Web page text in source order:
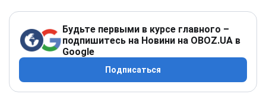
Будьте первыми в курсе главного –
подпишитесь на Новини на OBOZ.UA в
Google
Подписаться